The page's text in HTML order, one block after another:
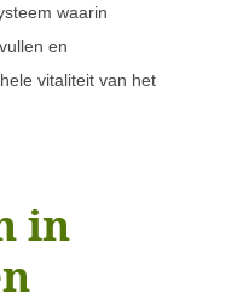
waarin
en
vitaliteit van het
in